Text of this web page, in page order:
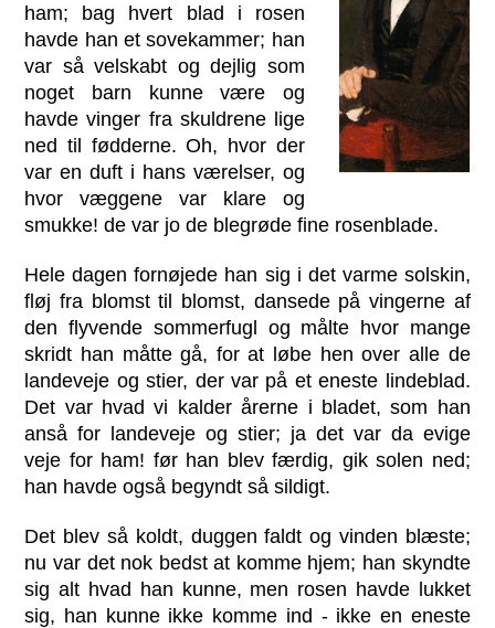
ham; bag hvert blad i rosen
havde han et sovekammer; han
var så velskabt og dejlig som
noget barn kunne være og
havde vinger fra skuldrene lige
ned til fødderne. Oh, hvor der
var en duft i hans værelser, og
hvor væggene var klare og
smukke! de var jo de blegrøde fine rosenblade.
Hele dagen fornøjede han sig i det varme solskin,
fløj fra blomst til blomst, dansede på vingerne af
den flyvende sommerfugl og målte hvor mange
skridt han måtte gå, for at løbe hen over alle de
landeveje og stier, der var på et eneste lindeblad.
Det var hvad vi kalder årerne i bladet, som han
anså for landeveje og stier; ja det var da evige
veje for ham! før han blev færdig, gik solen ned;
han havde også begyndt så sildigt.
Det blev så koldt, duggen faldt og vinden blæste;
nu var det nok bedst at komme hjem; han skyndte
sig alt hvad han kunne, men rosen havde lukket
sig, han kunne ikke komme ind - ikke en eneste